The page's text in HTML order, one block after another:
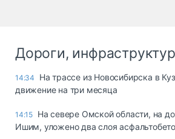
Дороги,
14:34
На трассе из Новосибирска в
движение на три месяца
14:15 На севере Омской области, на
Ишим, уложено два слоя